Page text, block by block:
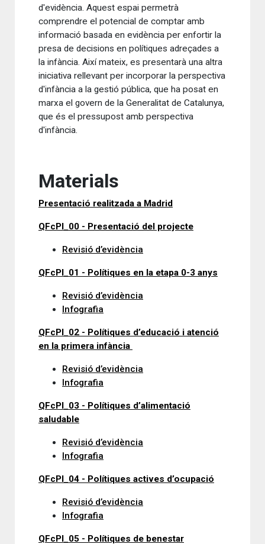
d'evidència. Aquest espai permetrà
comprendre el potencial de comptar amb
informació basada en evidència per enfortir la
presa de decisions en polítiques adreçades a
la infància. Així mateix, es presentarà una altra
iniciativa rellevant per incorporar la perspectiva
d'infància a la gestió pública, que ha posat en
marxa el govern de la Generalitat de Catalunya,
que és el pressupost amb perspectiva
d'infància.
Materials
Presentació realitzada a Madrid
QFcPI_00 - Presentació del projecte
Revisió d’evidència
QFcPI_01 - Polítiques en la etapa 0-3 anys
Revisió d’evidència
Infografia
QFcPI_02 - Polítiques d’educació i atenció
en la primera infància
Revisió d’evidència
Infografia
QFcPI_03 - Polítiques d’alimentació
saludable
Revisió d’evidència
Infografia
QFcPI_04 - Polítiques actives d’ocupació
Revisió d’evidència
Infografia
QFcPI_05 - Polítiques de benestar